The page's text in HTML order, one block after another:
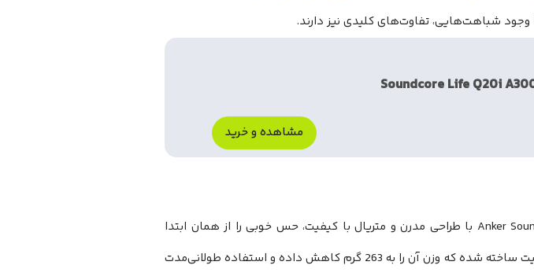
وجود شباهت‌هایی، تفاوت‌های کلیدی نیز دارند.
مشاهده و خرید
هدفون Anker Soundcore Life Q30 A3028 Upgraded با طراحی مدرن و متریال با کیفیت، حس خوبی را از همان ابتدا
منتقل میکند. بدنه اصلی از پلاستیک با کیفیت ساخته شده که وزن آن را به 263 گرم کاهش داده و استفاده طولانی‌مدت